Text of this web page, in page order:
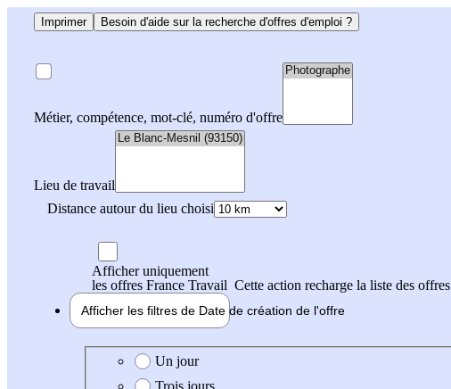
Imprimer Besoin d'aide sur la recherche d'offres d'emploi ?
Métier, compétence, mot-clé, numéro d'offre
Lieu de travail
Distance autour du lieu choisi
Afficher uniquement
les offres France Travail Cette action recharge la liste des offres
Afficher les filtres de Date de création de l'offre
Date de création de l'offre
Un jour
Trois jours